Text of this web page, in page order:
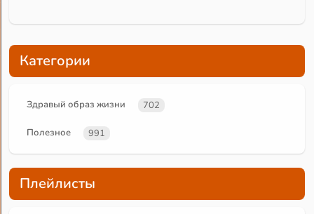
Категории
Здравый образ жизни 702
Полезное 991
Плейлисты